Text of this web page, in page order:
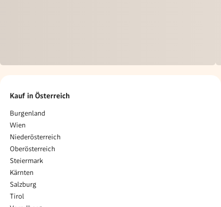
Kauf in Österreich
Burgenland
Wien
Niederösterreich
Oberösterreich
Steiermark
Kärnten
Salzburg
Tirol